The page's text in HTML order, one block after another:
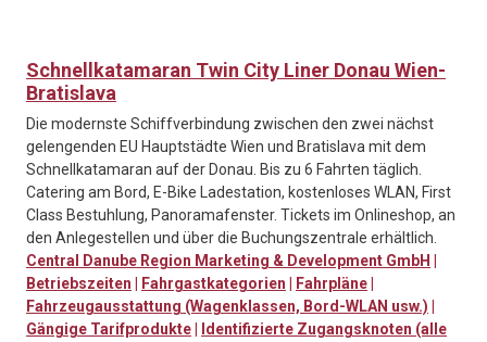
Schnellkatamaran Twin City Liner Donau Wien-
Bratislava
Die modernste Schiffverbindung zwischen den zwei nächst
gelengenden EU Hauptstädte Wien und Bratislava mit dem
Schnellkatamaran auf der Donau. Bis zu 6 Fahrten täglich.
Catering am Bord, E-Bike Ladestation, kostenloses WLAN, First
Class Bestuhlung, Panoramafenster. Tickets im Onlineshop, an
den Anlegestellen und über die Buchungszentrale erhältlich.
Central Danube Region Marketing & Development GmbH
Betriebszeiten
Fahrgastkategorien Fahrpläne
Fahrzeugausstattung (Wagenklassen, Bord-WLAN usw.)
Gängige Tarifprodukte
Identifizierte Zugangsknoten (alle